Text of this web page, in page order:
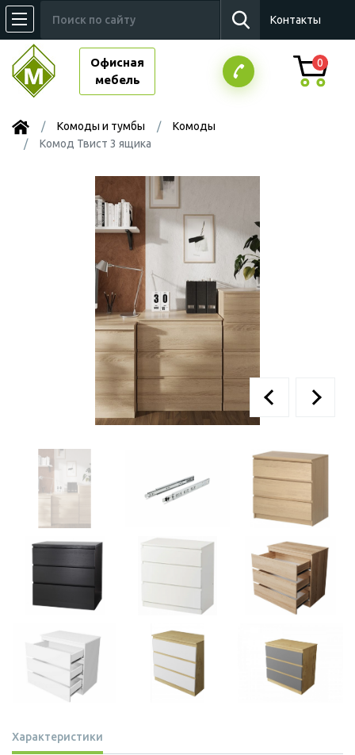
Контакты
Офисная
мебель
0
Комоды и тумбы
Комоды
Комод Твист 3 ящика
Характеристики